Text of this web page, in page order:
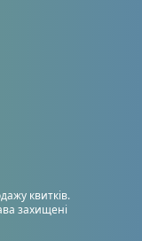
квитків.
захищені